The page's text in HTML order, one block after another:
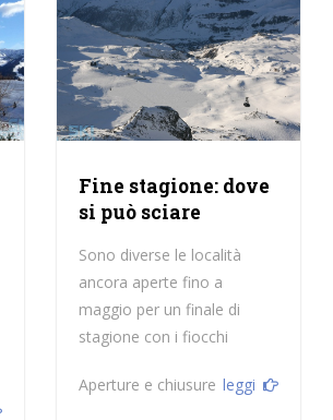
Fine stagione: dove
si può sciare
Sono diverse le località
ancora aperte fino a
maggio per un finale di
stagione con i fiocchi
Aperture e chiusure leggi